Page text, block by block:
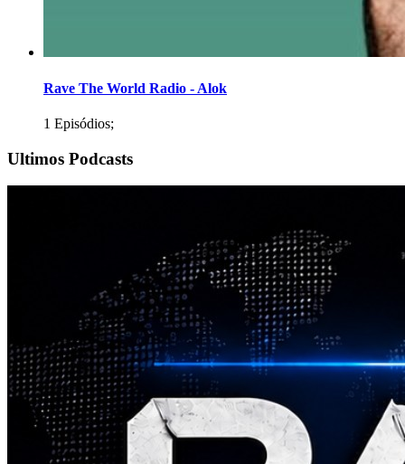
Rave The World Radio - Alok
1 Episódios;
Ultimos Podcasts